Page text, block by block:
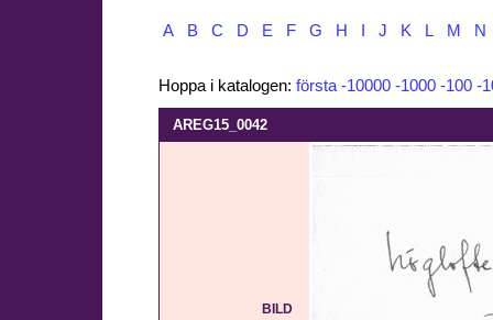
A B C D E F G H J K L M N
Hoppa i katalogen: första -10000 -1000 -100 -
AREG15_0042
BILD